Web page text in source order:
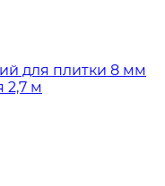
для плитки 8 мм
2,7 м